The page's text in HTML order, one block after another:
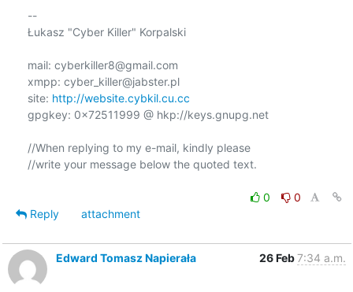
--
Łukasz "Cyber Killer" Korpalski
mail: cyberkiller8@gmail.com
xmpp: cyber_killer@jabster.pl
site: http://website.cybkil.cu.cc
gpgkey: 0x72511999 @ hkp://keys.gnupg.net
//When replying to my e-mail, kindly please
//write your message below the quoted text.
0
0
Reply
attachment
Edward Tomasz Napierała 26 Feb7:34 a.m.